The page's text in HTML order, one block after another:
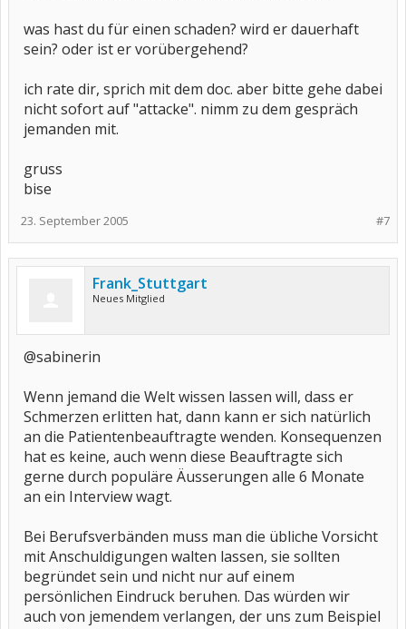
was hast du für einen schaden? wird er dauerhaft
sein? oder ist er vorübergehend?
ich rate dir, sprich mit dem doc. aber bitte gehe dabei
nicht sofort auf "attacke". nimm zu dem gespräch
jemanden mit.
gruss
bise
#7
23. September 2005
Frank_Stuttgart
Neues Mitglied
@sabinerin
Wenn jemand die Welt wissen lassen will, dass er
Schmerzen erlitten hat, dann kann er sich natürlich
an die Patientenbeauftragte wenden. Konsequenzen
hat es keine, auch wenn diese Beauftragte sich
gerne durch populäre Äusserungen alle 6 Monate
an ein Interview wagt.
Bei Berufsverbänden muss man die übliche Vorsicht
mit Anschuldigungen walten lassen, sie sollten
begründet sein und nicht nur auf einem
persönlichen Eindruck beruhen. Das würden wir
auch von jemendem verlangen, der uns zum Beispiel